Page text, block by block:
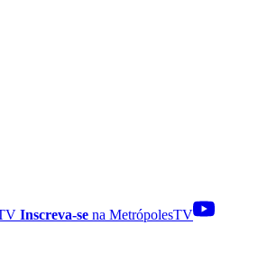
Inscreva-se na MetrópolesTV